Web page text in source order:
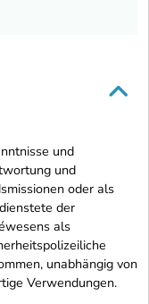
und
und
oder als
der
als
unabhängig von
Verwendungen.